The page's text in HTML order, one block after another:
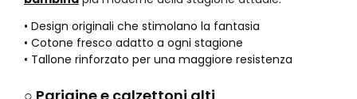
• Design originali che stimolano la fantasia
• Cotone fresco adatto a ogni stagione
• Tallone rinforzato per una maggiore resistenza